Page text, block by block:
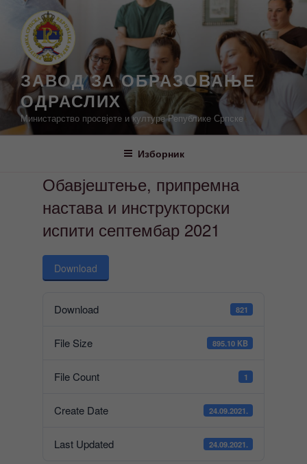
садржај
ЗАВОД ЗА ОБРАЗОВАЊЕ
ОДРАСЛИХ
Министарство просвјете и културе Републике Српске
Изборник
Обавјештење, припремна
настава и инструкторски
испити септембар 2021
Download
Download 821
File Size 895.10 KB
File Count 1
Create Date 24.09.2021.
Last Updated 24.09.2021.